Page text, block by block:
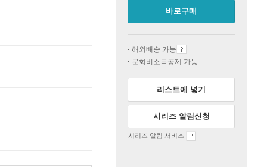
바로구매
해외배송 가능
문화비소득공제 가능
리스트에 넣기
시리즈 알림신청
시리즈 알림 서비스